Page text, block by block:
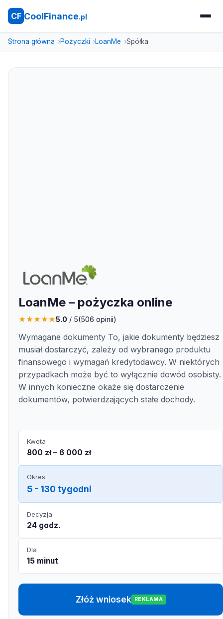
CF CoolFinance.pl
Strona główna Pożyczki LoanMe Spółka
LoanMe – pożyczka online
★★★★★5.0 / 5(506 opinii)
Wymagane dokumenty To, jakie dokumenty będziesz
musiał dostarczyć, zależy od wybranego produktu
finansowego i wymagań kredytodawcy. W niektórych
przypadkach może być to wyłącznie dowód osobisty.
W innych konieczne okaże się dostarczenie
dokumentów, potwierdzających stałe dochody.
Kwota
800 zł – 6 000 zł
Okres
5 - 130 tygodni
Decyzja
24 godz.
Dla
15 minut
Złóż wniosek REKLAMA